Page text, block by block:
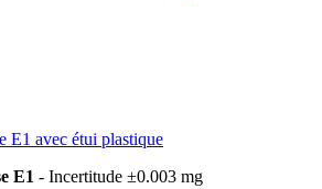
E1 avec étui plastique
E1 - Incertitude ±0.003 mg